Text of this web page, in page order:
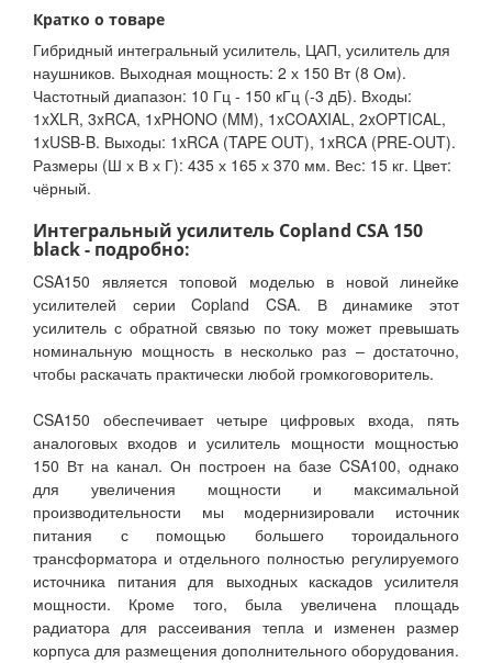
Кратко о товаре
Гибридный интегральный усилитель, ЦАП, усилитель для
наушников. Выходная мощность: 2 х 150 Вт (8 Ом).
Частотный диапазон: 10 Гц - 150 кГц (-3 дБ). Входы:
1xXLR, 3xRCA, 1xPHONO (MM), 1xCOAXIAL, 2xOPTICAL,
1xUSB-B. Выходы: 1xRCA (TAPE OUT), 1xRCA (PRE-OUT).
Размеры (Ш х В х Г): 435 х 165 х 370 мм. Вес: 15 кг. Цвет:
чёрный.
Интегральный усилитель Copland CSA 150
black - подробно:
CSA150 является топовой моделью в новой линейке
усилителей серии Copland CSA. В динамике этот
усилитель с обратной связью по току может превышать
номинальную мощность в несколько раз – достаточно,
чтобы раскачать практически любой громкоговоритель.
CSA150 обеспечивает четыре цифровых входа, пять
аналоговых входов и усилитель мощности мощностью
150 Вт на канал. Он построен на базе CSA100, однако
для увеличения мощности и максимальной
производительности мы модернизировали источник
питания с помощью большего тороидального
трансформатора и отдельного полностью регулируемого
источника питания для выходных каскадов усилителя
мощности. Кроме того, была увеличена площадь
радиатора для рассеивания тепла и изменен размер
корпуса для размещения дополнительного оборудования.